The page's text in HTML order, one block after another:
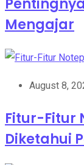
Mengajar
August 8,
Fitur-Fitur
Diketahui